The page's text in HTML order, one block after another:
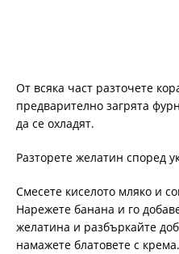
От всяка част разточете
предварително загрята
да се охладят.
Разторете желатин според
Смесете киселото мляко и
Нарежете банана и го
желатина и разбъркайте
намажете блатовете с